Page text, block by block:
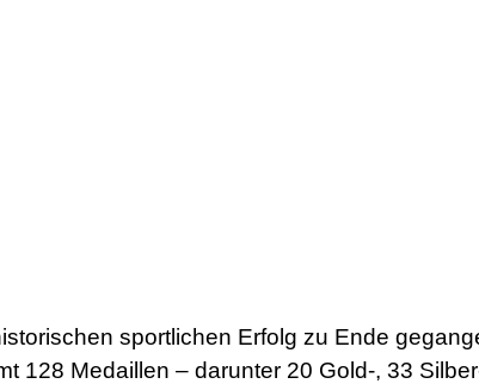
sportlichen Erfolg zu Ende
128 Medaillen – darunter 20 Gold-, 33